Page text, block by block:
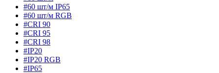
#60 шт/м IP65
#60 шт/м RGB
#CRI 90
#CRI 95
#CRI 98
#IP20
#IP20 RGB
#IP65